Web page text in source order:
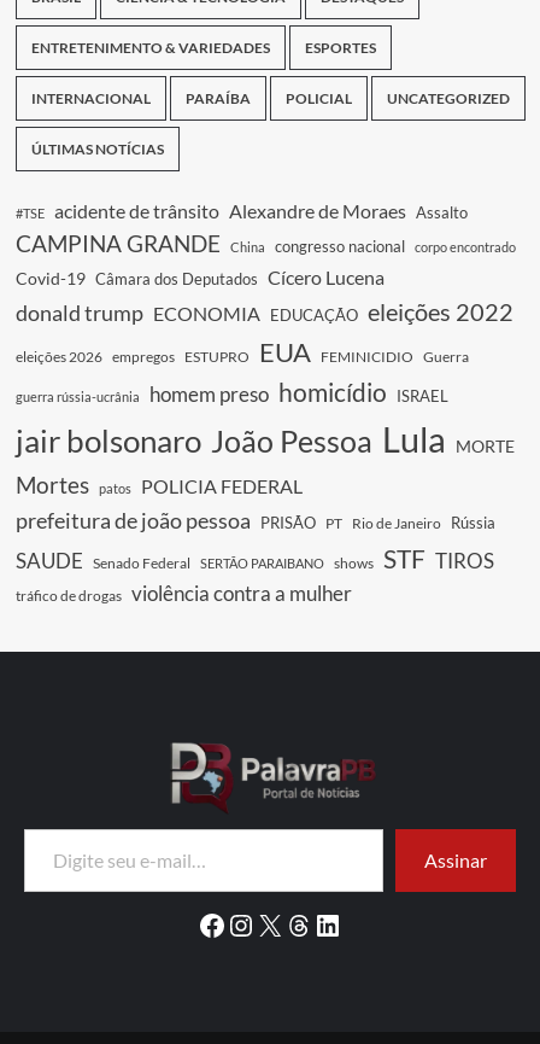
ENTRETENIMENTO & VARIEDADES ESPORTES
INTERNACIONAL PARAÍBA POLICIAL UNCATEGORIZED
ÚLTIMAS NOTÍCIAS
#TSE acidente de trânsito Alexandre de Moraes Assalto
CAMPINA GRANDE China congresso nacional corpo encontrado
Covid-19 Câmara dos Deputados Cícero Lucena
donald trump ECONOMIA EDUCAÇÃO eleições 2022
eleições 2026 empregos ESTUPRO EUA FEMINICIDIO Guerra
guerra rússia-ucrânia homem preso homicídio ISRAEL
jair bolsonaro João Pessoa Lula MORTE
Mortes patos POLICIA FEDERAL
prefeitura de joão pessoa PRISÃO PT Rio de Janeiro Rússia
SAUDE Senado Federal SERTÃO PARAIBANO shows STF TIROS
tráfico de drogas violência contra a mulher
Digite seu e-mail…
Assinar
Facebook
Instagram
X Threads
LinkedIn